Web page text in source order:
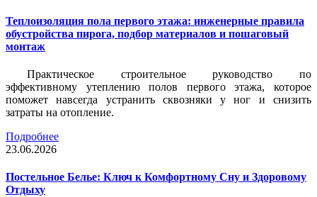
Теплоизоляция пола первого этажа: инженерные правила
обустройства пирога, подбор материалов и пошаговый
монтаж
Практическое строительное руководство по
эффективному утеплению полов первого этажа, которое
поможет навсегда устранить сквозняки у ног и снизить
затраты на отопление.
Подробнее
23.06.2026
Постельное Белье: Ключ к Комфортному Сну и Здоровому
Отдыху